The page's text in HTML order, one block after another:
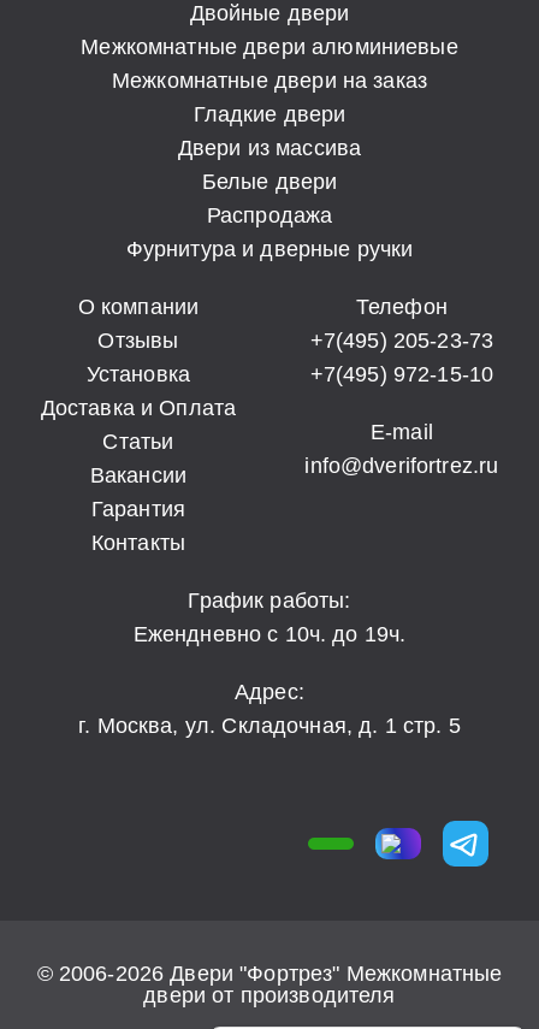
Двойные двери
Межкомнатные двери алюминиевые
Межкомнатные двери на заказ
Гладкие двери
Двери из массива
Белые двери
Распродажа
Фурнитура и дверные ручки
О компании
Отзывы
Установка
Доставка и Оплата
Статьи
Вакансии
Гарантия
Контакты
Телефон
+7(495) 205-23-73
+7(495) 972-15-10
E-mail
info@dverifortrez.ru
График работы:
Ежендневно с 10ч. до 19ч.
Адрес:
г. Москва, ул. Складочная, д. 1 стр. 5
© 2006-2026 Двери "Фортрез" Межкомнатные
двери от производителя